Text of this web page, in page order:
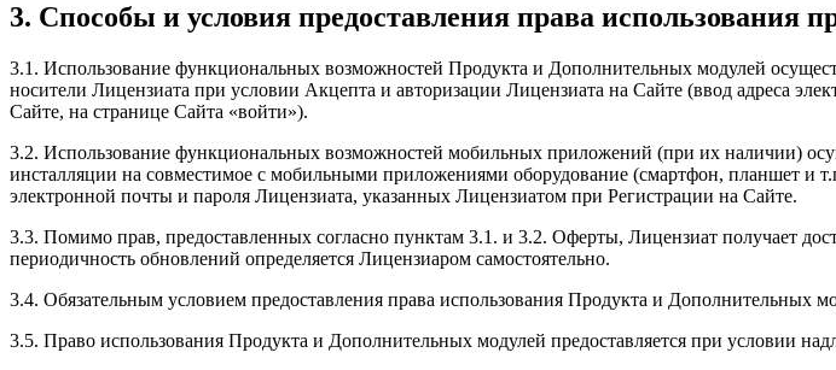
3. Способы и условия предоставления права использования
3.1. Использование функциональных возможностей Продукта и Дополнительных модулей
носители Лицензиата при условии Акцепта и авторизации Лицензиата на Сайте (ввод адреса
Сайте, на странице Сайта «войти»).
3.2. Использование функциональных возможностей мобильных приложений (при их наличии)
инсталляции на совместимое с мобильными приложениями оборудование (смартфон, планшет и
электронной почты и пароля Лицензиата, указанных Лицензиатом при Регистрации на Сайте.
3.3. Помимо прав, предоставленных согласно пунктам 3.1. и 3.2. Оферты, Лицензиат получает
периодичность обновлений определяется Лицензиаром самостоятельно.
3.4. Обязательным условием предоставления права использования Продукта и Дополнительных
3.5. Право использования Продукта и Дополнительных модулей предоставляется при условии